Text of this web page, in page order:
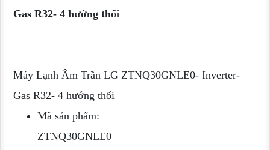
Gas R32- 4 hướng thổi
Máy Lạnh Âm Trần LG ZTNQ30GNLE0- Inverter-
Gas R32- 4 hướng thổi
Mã sản phẩm:
ZTNQ30GNLE0